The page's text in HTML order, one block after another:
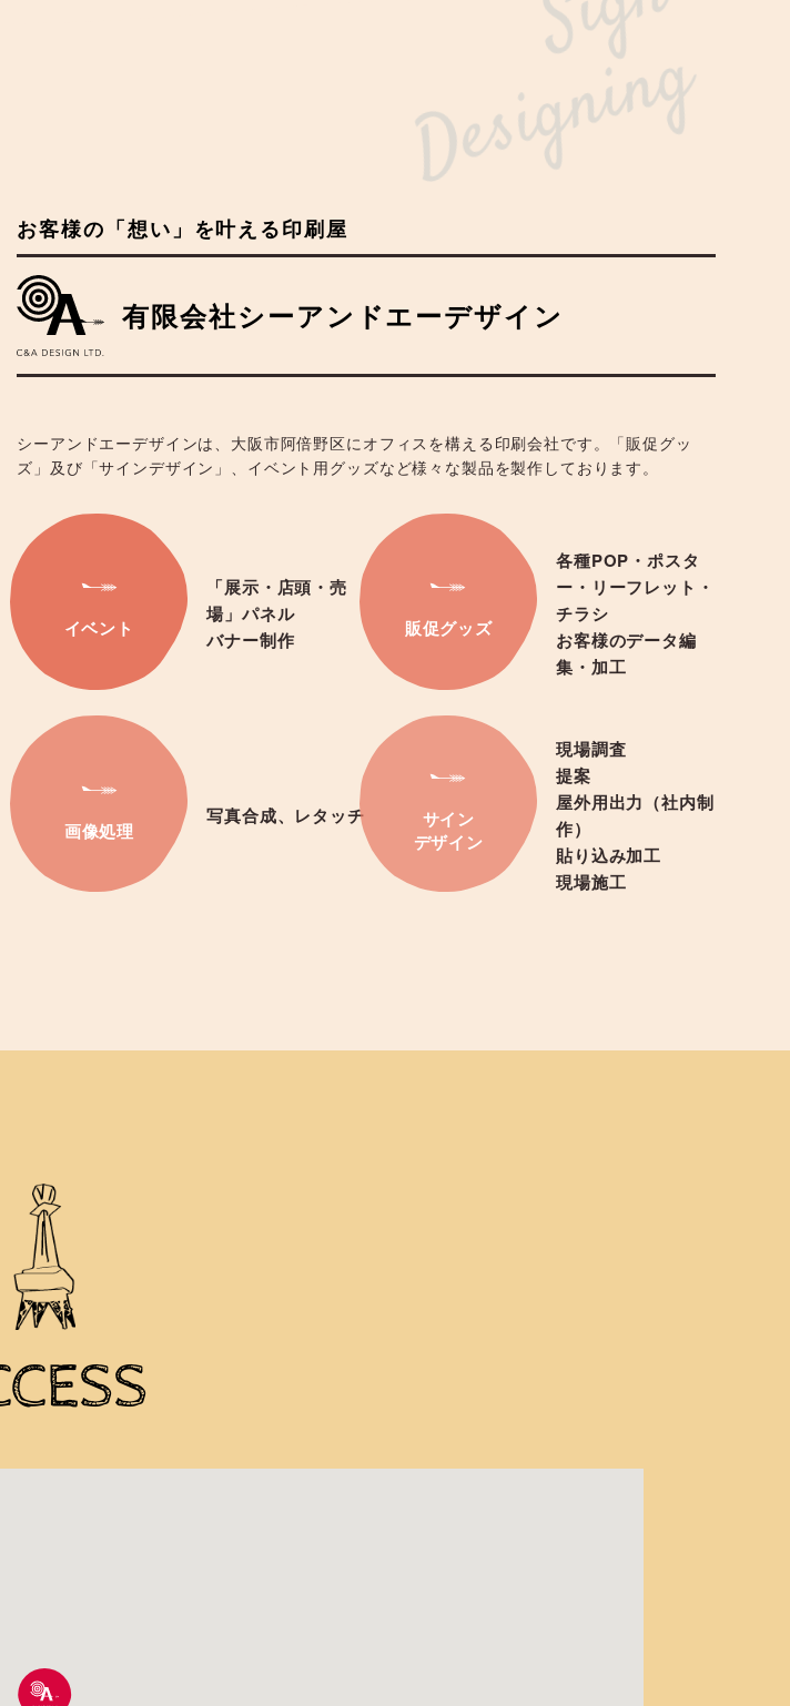
Designing
お客様の「想い」を叶える印刷屋
有限会社シーアンドエーデザイン
シーアンドエーデザインは、大阪市阿倍野区にオフィスを構える印刷会社です。「販促グッ
ズ」及び「サインデザイン」、イベント用グッズなど様々な製品を製作しております。
イベント
「展示・店頭・売
場」パネル
バナー制作
販促グッズ
各種POP・ポスタ
ー・リーフレット・
チラシ
お客様のデータ編
集・加工
画像処理
写真合成、レタッチ
サイン
デザイン
現場調査
提案
屋外用出力（社内制
作）
貼り込み加工
現場施工